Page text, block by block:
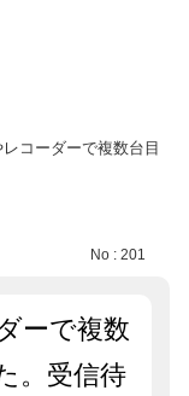
コーダーで複数台目
No : 201
ーで複数
。受信待